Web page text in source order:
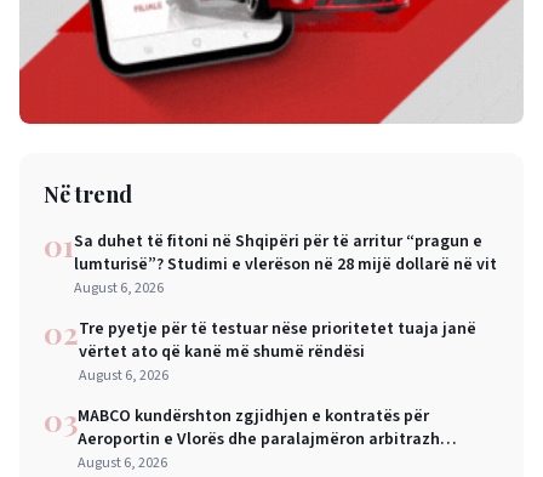
Në trend
01Sa duhet të fitoni në Shqipëri për të arritur “pragun e
lumturisë”? Studimi e vlerëson në 28 mijë dollarë në vit
August 6, 2026
02Tre pyetje për të testuar nëse prioritetet tuaja janë
vërtet ato që kanë më shumë rëndësi
August 6, 2026
03MABCO kundërshton zgjidhjen e kontratës për
Aeroportin e Vlorës dhe paralajmëron arbitrazh
ndërkombëtar
August 6, 2026